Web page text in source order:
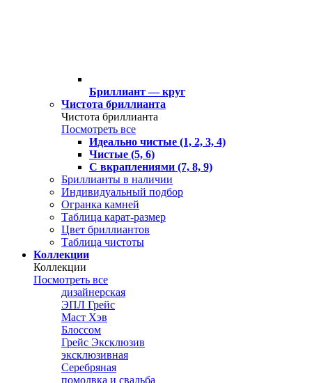
Бриллиант — круг
Чистота бриллианта
Чистота бриллианта
Посмотреть все
Идеально чистые (1, 2, 3, 4)
Чистые (5, 6)
С вкраплениями (7, 8, 9)
Бриллианты в наличии
Индивидуальный подбор
Огранка камней
Таблица карат-размер
Цвет бриллиантов
Таблица чистоты
Коллекции
Коллекции
Посмотреть все
дизайнерская
ЭПЛ Грейс
Маст Хэв
Блоссом
Грейс Эксклюзив
эксклюзивная
Серебряная
помолвка и свадьба